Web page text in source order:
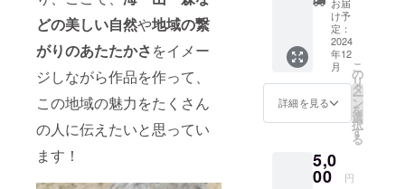
どの美しい自然や地域の繋
がりのあたたかさをイメー
ジしながら作品を作って、
この地域の魅力をたくさん
の人に伝えたいと思ってい
ます！
愛情
たっぷ
りお礼
のメッ
セージ
をお送
りしま
す！！
け予
定：
2024
年12
月
詳細を見る
こ
の
リ
タ
ー
ン
を
選
択
す
る
5,0
00 円